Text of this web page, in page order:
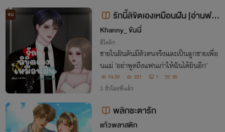
จบ
รักนี้ลิขิตเองเหมือนฝัน [อ่านฟรี
มีอีบุ๊ก]
Khanny_ ขันนี่
อีโรติก
ชายในฝันดันมีตัวตนจริงและเป็นลูกชายเพื่อ
นแม่ ‘อย่าพูดถึงแฟนเก่าให้ฉันได้ยินอีก’
74.2K 221 1 30
3 ชั่วโมงที่แล้ว
พลิกชะตารัก
แก้วพลาสติก